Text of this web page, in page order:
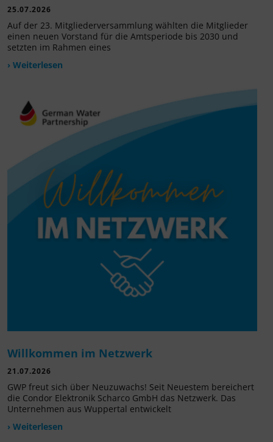
25.07.2026
Auf der 23. Mitgliederversammlung wählten die Mitglieder
einen neuen Vorstand für die Amtsperiode bis 2030 und
setzten im Rahmen eines
› Weiterlesen
Willkommen im Netzwerk
21.07.2026
GWP freut sich über Neuzuwachs! Seit Neuestem bereichert
die Condor Elektronik Scharco GmbH das Netzwerk. Das
Unternehmen aus Wuppertal entwickelt
› Weiterlesen